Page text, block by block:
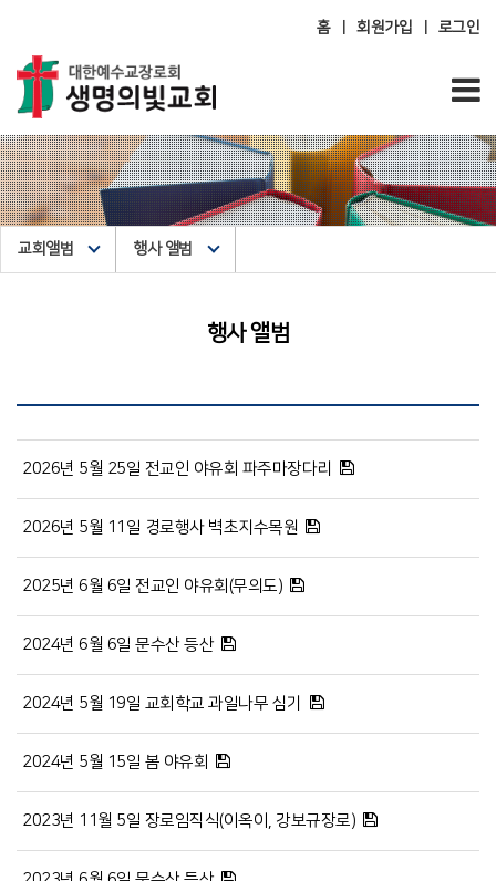
홈 회원가입 로그인
교회앨범 행사 앨범
행사 앨범
2026년 5월 25일 전교인 야유회 파주마장다리
2026년 5월 11일 경로행사 벽초지수목원
2025년 6월 6일 전교인 야유회(무의도)
2024년 6월 6일 문수산 등산
2024년 5월 19일 교회학교 과일나무 심기
2024년 5월 15일 봄 야유회
2023년 11월 5일 장로임직식(이옥이, 강보규장로)